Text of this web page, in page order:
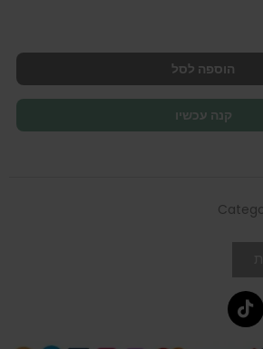
הוספה לסל
קנה עכשיו